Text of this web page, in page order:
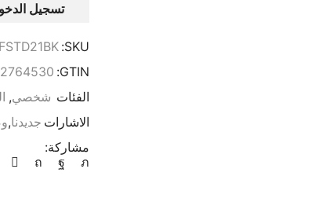
تسجيل
SKU:
GTIN:
الفئات شخصي,
الاشارات جديدنا,
مشاركة: